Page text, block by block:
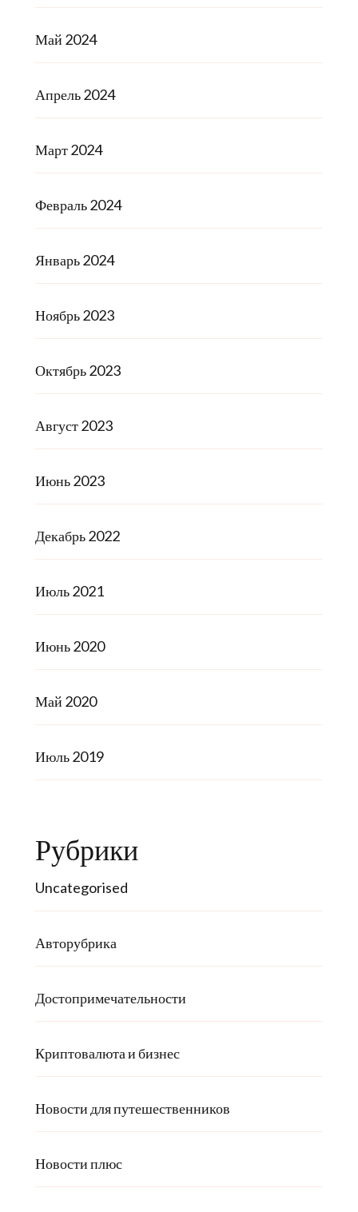
Май 2024
Апрель 2024
Март 2024
Февраль 2024
Январь 2024
Ноябрь 2023
Октябрь 2023
Август 2023
Июнь 2023
Декабрь 2022
Июль 2021
Июнь 2020
Май 2020
Июль 2019
Рубрики
Uncategorised
Авторубрика
Достопримечательности
Криптовалюта и бизнес
Новости для путешественников
Новости плюс